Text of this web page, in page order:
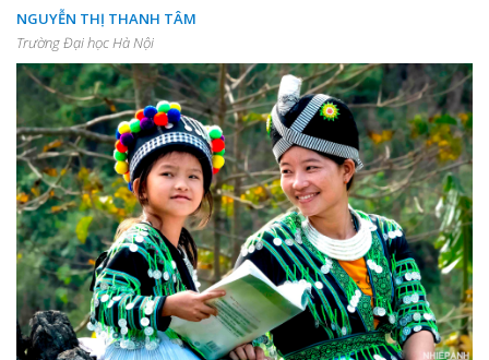
NGUYỄN THỊ THANH TÂM
Trường Đại học Hà Nội